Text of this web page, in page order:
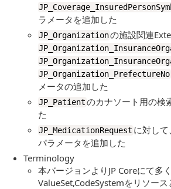
ラメータを追加した
JP_Organizationの施設関連
JP_Organization_PrefectureNo
メータの追加した
JP_Patientのカナソート用の検
た
JP_MedicationRequest に対し
パラメータを追加した
Terminology
本バージョンよりJP Coreにて多
ValueSet,CodeSystemをリソー